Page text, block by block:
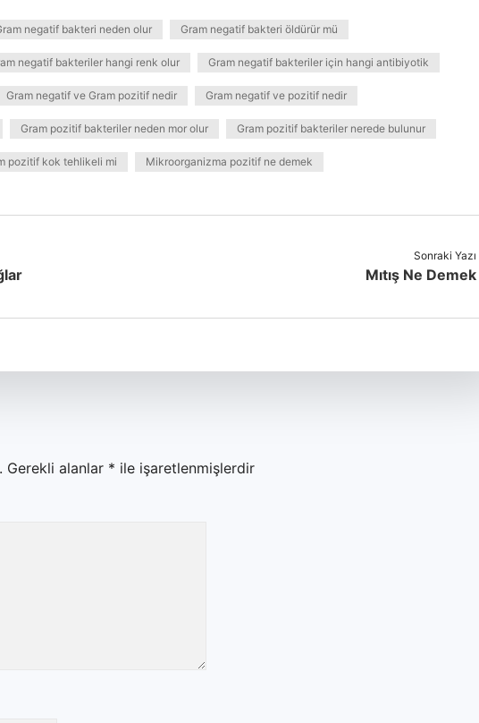
negatif bakteri neden olur Gram negatif bakteri öldürür mü
negatif bakteriler hangi renk olur Gram negatif bakteriler için hangi antibiyotik
Gram negatif ve Gram pozitif nedir Gram negatif ve pozitif nedir
Gram pozitif bakteriler neden mor olur Gram pozitif bakteriler nerede bulunur
pozitif kok tehlikeli mi Mikroorganizma pozitif ne demek
Sonraki Yazı
Mıtış Ne Demek
Gerekli alanlar * ile işaretlenmişlerdir